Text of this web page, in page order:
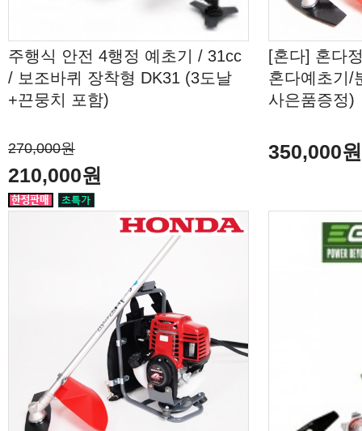
주행식 안전 4행정 예초기 / 31cc
/ 보조바퀴 장착형 DK31 (3도날
+끈뭉치 포함)
270,000원
210,000원
[혼다] 혼다
혼다예초기/
사은품증정)
350,000원